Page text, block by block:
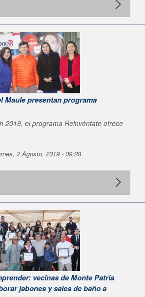
Maule presentan programa
2019, el programa Reinvéntate ofrece
2 Agosto, 2019 - 09:28
vecinas de Monte Patria
jabones y sales de baño a